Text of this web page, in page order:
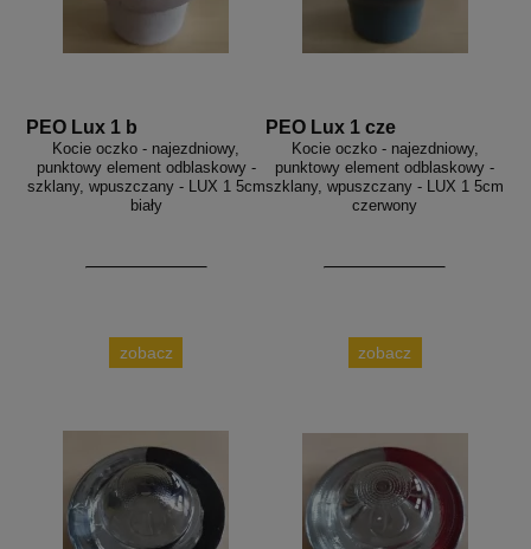
PEO Lux 1 b
Kocie oczko - najezdniowy,
punktowy element odblaskowy -
szklany, wpuszczany - LUX 1 5cm
biały
zobacz
PEO Lux 1 cze
Kocie oczko - najezdniowy,
punktowy element odblaskowy -
szklany, wpuszczany - LUX 1 5cm
czerwony
zobacz